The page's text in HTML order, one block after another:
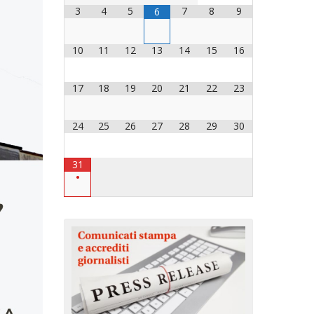
DIOCESANA
3 4 5 6 7 8 9
10 11 12 13 14 15 16
17 18 19 20 21 22 23
24 25 26 27 28 29 30
31
•